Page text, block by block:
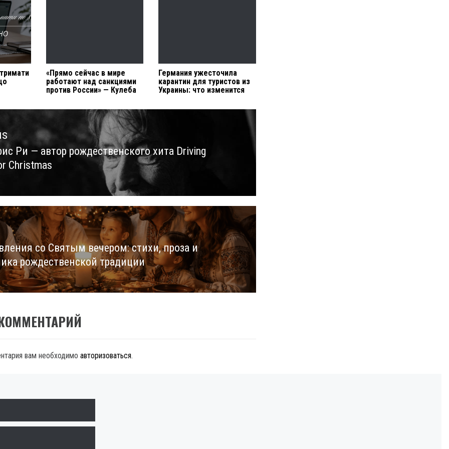
«Прямо сейчас в мире
работают над санкциями
против России» — Кулеба
Германия ужесточила
карантин для туристов из
Украины: что изменится
Ри — автор рождественского хита Driving
Christmas
со Святым вечером: стихи, проза и
рождественской традиции
вам необходимо авторизоваться.